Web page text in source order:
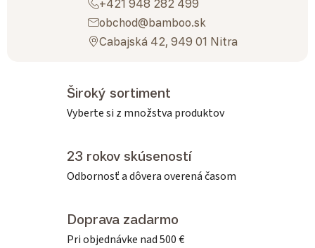
+421 948 282 499
obchod@bamboo.sk
Cabajská 42, 949 01 Nitra
Široký sortiment
Vyberte si z množstva produktov
23 rokov skúseností
Odbornosť a dôvera overená časom
Doprava zadarmo
Pri objednávke nad 500 €